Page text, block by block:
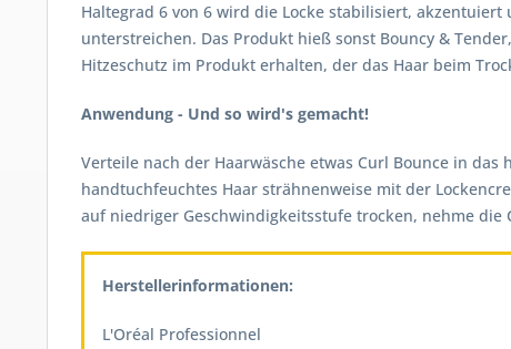
Haltegrad 6 von 6 wird die Locke stabilisiert,
unterstreichen. Das Produkt hieß sonst Bouncy &
Hitzeschutz im Produkt erhalten, der das Haar beim
Anwendung - Und so wird's gemacht!
Verteile nach der Haarwäsche etwas Curl Bounce in
handtuchfeuchtes Haar strähnenweise mit der
auf niedriger Geschwindigkeitsstufe trocken, nehme die
Herstellerinformationen:
L'Oréal Professionnel